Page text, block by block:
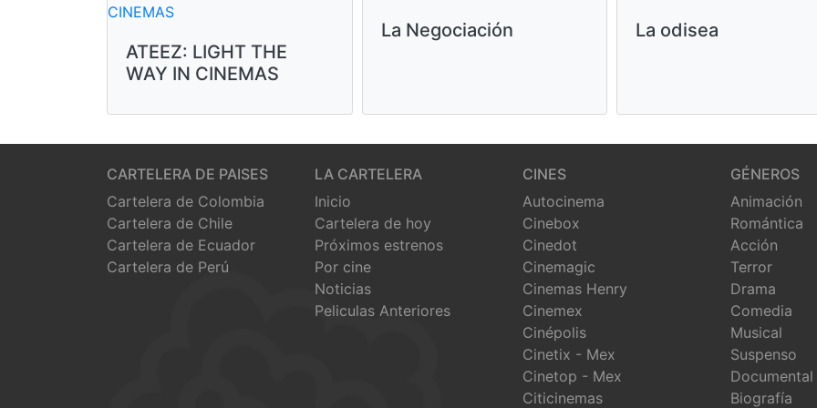
ATEEZ: LIGHT THE
WAY IN CINEMAS
La Negociación La odisea
CARTELERA DE PAISES
Cartelera de Colombia
Cartelera de Chile
Cartelera de Ecuador
Cartelera de Perú
LA CARTELERA
Inicio
Cartelera de hoy
Próximos estrenos
Por cine
Noticias
Peliculas Anteriores
CINES
Autocinema
Cinebox
Cinedot
Cinemagic
Cinemas Henry
Cinemex
Cinépolis
Cinetix - Mex
Cinetop - Mex
Citicinemas
GÉNEROS
Animación
Romántica
Acción
Terror
Drama
Comedia
Musical
Suspenso
Documental
Biografía